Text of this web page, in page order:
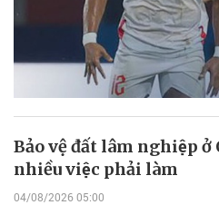
Bảo vệ đất lâm nghiệp ở
nhiều việc phải làm
04/08/2026 05:00